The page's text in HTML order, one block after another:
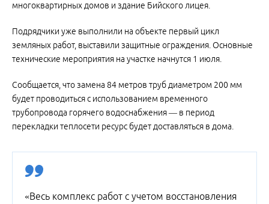
многоквартирных домов и здание Бийского лицея.
Подрядчики уже выполнили на объекте первый цикл
земляных работ, выставили защитные ограждения. Основные
технические мероприятия на участке начнутся 1 июля.
Сообщается, что замена 84 метров труб диаметром 200 мм
будет проводиться с использованием временного
трубопровода горячего водоснабжения — в период
перекладки теплосети ресурс будет доставляться в дома.
«Весь комплекс работ с учетом восстановления